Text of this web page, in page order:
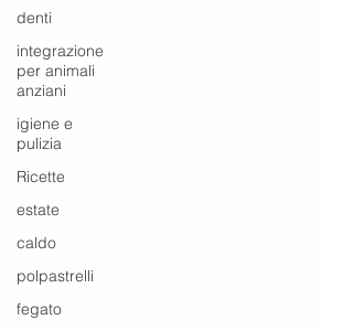
denti
integrazione
per animali
anziani
igiene e
pulizia
Ricette
estate
caldo
polpastrelli
fegato